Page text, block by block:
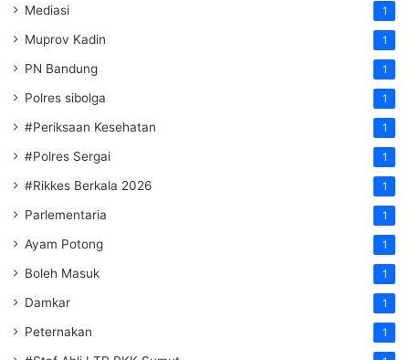
Mediasi 1
Muprov Kadin 1
PN Bandung 1
Polres sibolga 1
#Periksaan Kesehatan 1
#Polres Sergai 1
#Rikkes Berkala 2026 1
Parlementaria 1
Ayam Potong 1
Boleh Masuk 1
Damkar 1
Peternakan 1